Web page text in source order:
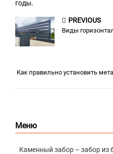
годы.
PREVIOUS
Виды
Как правильно установить
Меню
Каменный забор – забор из